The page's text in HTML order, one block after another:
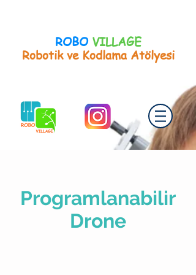
ROBO VILLAGE
Robotik ve Kodlama Atölyesi
Programlanabilir
Drone